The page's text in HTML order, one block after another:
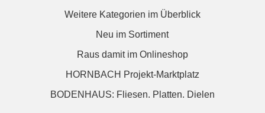
Weitere Kategorien im Überblick
Neu im Sortiment
Raus damit im Onlineshop
HORNBACH Projekt-Marktplatz
BODENHAUS: Fliesen. Platten. Dielen